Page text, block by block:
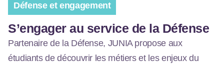
Défense et engagement
S’engager au service de la Défense
Partenaire de la Défense, JUNIA propose aux
étudiants de découvrir les métiers et les enjeux du